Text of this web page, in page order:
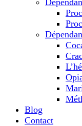
Blog
Contact